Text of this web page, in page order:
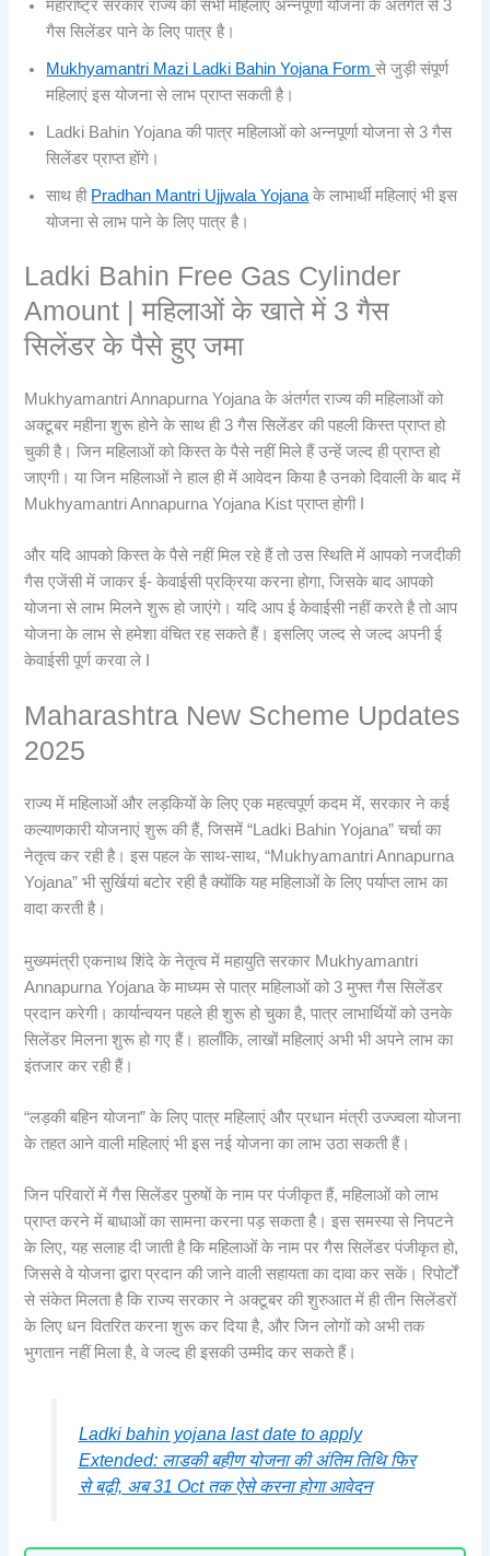
महाराष्ट्र सरकार राज्य की सभी महिलाएं अन्नपूर्णा योजना के अंतर्गत से 3
गैस सिलेंडर पाने के लिए पात्र है।
Mukhyamantri Mazi Ladki Bahin Yojana Formसे जुड़ी संपूर्ण
महिलाएं इस योजना से लाभ प्राप्त सकती है।
Ladki Bahin Yojana की पात्र महिलाओं को अन्नपूर्णा योजना से 3 गैस
सिलेंडर प्राप्त होंगे।
साथ ही Pradhan Mantri Ujjwala Yojana के लाभार्थी महिलाएं भी इस
योजना से लाभ पाने के लिए पात्र है।
Ladki Bahin Free Gas Cylinder
Amount | महिलाओं के खाते में 3 गैस
सिलेंडर के पैसे हुए जमा
Mukhyamantri Annapurna Yojana के अंतर्गत राज्य की महिलाओं को
अक्टूबर महीना शुरू होने के साथ ही 3 गैस सिलेंडर की पहली किस्त प्राप्त हो
चुकी है। जिन महिलाओं को किस्त के पैसे नहीं मिले हैं उन्हें जल्द ही प्राप्त हो
जाएगी। या जिन महिलाओं ने हाल ही में आवेदन किया है उनको दिवाली के बाद में
Mukhyamantri Annapurna Yojana Kist प्राप्त होगी I
और यदि आपको किस्त के पैसे नहीं मिल रहे हैं तो उस स्थिति में आपको नजदीकी
गैस एजेंसी में जाकर ई- केवाईसी प्रक्रिया करना होगा, जिसके बाद आपको
योजना से लाभ मिलने शुरू हो जाएंगे। यदि आप ई केवाईसी नहीं करते है तो आप
योजना के लाभ से हमेशा वंचित रह सकते हैं। इसलिए जल्द से जल्द अपनी ई
केवाईसी पूर्ण करवा ले I
Maharashtra New Scheme Updates
2025
राज्य में महिलाओं और लड़कियों के लिए एक महत्वपूर्ण कदम में, सरकार ने कई
कल्याणकारी योजनाएं शुरू की हैं, जिसमें “Ladki Bahin Yojana” चर्चा का
नेतृत्व कर रही है। इस पहल के साथ-साथ, “Mukhyamantri Annapurna
Yojana” भी सुर्खियां बटोर रही है क्योंकि यह महिलाओं के लिए पर्याप्त लाभ का
वादा करती है।
मुख्यमंत्री एकनाथ शिंदे के नेतृत्व में महायुति सरकार Mukhyamantri
Annapurna Yojana के माध्यम से पात्र महिलाओं को 3 मुफ्त गैस सिलेंडर
प्रदान करेगी। कार्यान्वयन पहले ही शुरू हो चुका है, पात्र लाभार्थियों को उनके
सिलेंडर मिलना शुरू हो गए हैं। हालाँकि, लाखों महिलाएं अभी भी अपने लाभ का
इंतजार कर रही हैं।
“लड़की बहिन योजना” के लिए पात्र महिलाएं और प्रधान मंत्री उज्ज्वला योजना
के तहत आने वाली महिलाएं भी इस नई योजना का लाभ उठा सकती हैं।
जिन परिवारों में गैस सिलेंडर पुरुषों के नाम पर पंजीकृत हैं, महिलाओं को लाभ
प्राप्त करने में बाधाओं का सामना करना पड़ सकता है। इस समस्या से निपटने
के लिए, यह सलाह दी जाती है कि महिलाओं के नाम पर गैस सिलेंडर पंजीकृत हो,
जिससे वे योजना द्वारा प्रदान की जाने वाली सहायता का दावा कर सकें। रिपोर्टों
से संकेत मिलता है कि राज्य सरकार ने अक्टूबर की शुरुआत में ही तीन सिलेंडरों
के लिए धन वितरित करना शुरू कर दिया है, और जिन लोगों को अभी तक
भुगतान नहीं मिला है, वे जल्द ही इसकी उम्मीद कर सकते हैं।
Ladki bahin yojana last date to apply
Extended: लाडकी बहीण योजना की अंतिम तिथि फिर
से बढ़ी, अब 31 Oct तक ऐसे करना होगा आवेदन